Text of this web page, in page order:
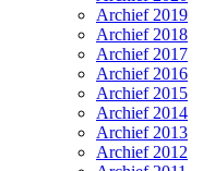
Archief 2019
Archief 2018
Archief 2017
Archief 2016
Archief 2015
Archief 2014
Archief 2013
Archief 2012